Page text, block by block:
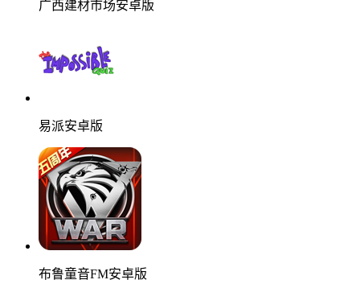
广西建材市场安卓版
易派安卓版
布鲁童音FM安卓版